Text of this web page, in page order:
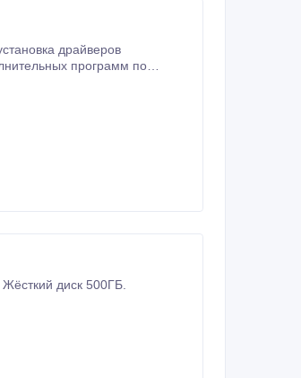
программ по
2570P Диагональ 12, 5 дюйм ОЗУ 4ГБ Core i7-3520M 2.9GHz Жёсткий диск 500ГБ.